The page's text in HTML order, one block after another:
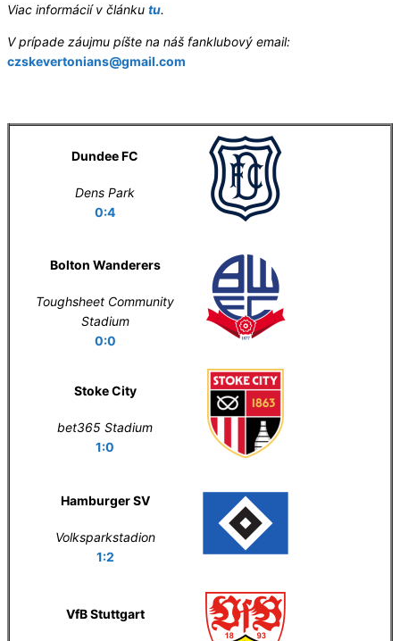
Viac informácií v článku tu.
V prípade záujmu píšte na náš fanklubový email:
czskevertonians@gmail.com
Dundee FC
Dens Park
0:4
Bolton Wanderers
Toughsheet Community
Stadium
0:0
Stoke City
bet365 Stadium
1:0
Hamburger SV
Volksparkstadion
1:2
VfB Stuttgart